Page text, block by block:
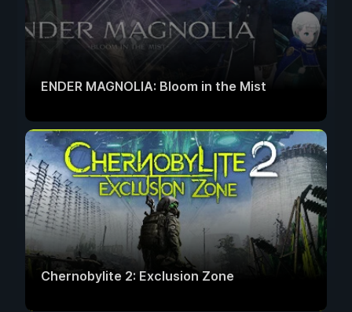
ENDER MAGNOLIA: Bloom in the Mist
Chernobylite 2: Exclusion Zone